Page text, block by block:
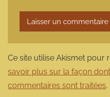
Ce site utilise Akismet pour
savoir plus sur la façon
commentaires sont traitées.